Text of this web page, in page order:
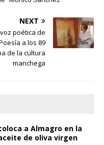
NEXT
poética de
a los 89
de la cultura
manchega
a Almagro en la
de oliva virgen